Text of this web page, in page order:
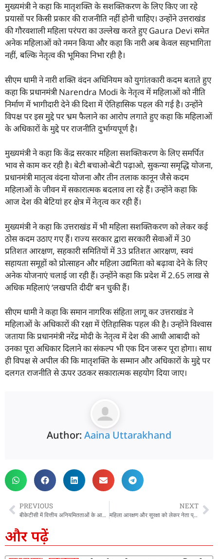
मुख्यमंत्री ने कहा कि मातृशक्ति के सशक्तिकरण के लिए किए जा रहे
प्रयासों पर किसी प्रकार की राजनीति नहीं होनी चाहिए। उन्होंने उत्तराखंड
की गौरवशाली महिला परंपरा का उल्लेख करते हुए Gaura Devi समेत
अनेक महिलाओं को नमन किया और कहा कि नारी अब केवल सहभागिता
नहीं, बल्कि नेतृत्व की भूमिका निभा रही है।
सीएम धामी ने नारी शक्ति वंदन अधिनियम को युगांतकारी कदम बताते हुए
कहा कि प्रधानमंत्री Narendra Modi के नेतृत्व में महिलाओं को नीति
निर्माण में भागीदारी देने की दिशा में ऐतिहासिक पहल की गई है। उन्होंने
विपक्ष पर इस मुद्दे पर भ्रम फैलाने का आरोप लगाते हुए कहा कि महिलाओं
के अधिकारों के मुद्दे पर राजनीति दुर्भाग्यपूर्ण है।
मुख्यमंत्री ने कहा कि केंद्र सरकार महिला सशक्तिकरण के लिए समर्पित
भाव से काम कर रही है। बेटी बचाओ-बेटी पढ़ाओ, सुकन्या समृद्धि योजना,
प्रधानमंत्री मातृत्व वंदना योजना और तीन तलाक कानून जैसे कदम
महिलाओं के जीवन में सकारात्मक बदलाव ला रहे हैं। उन्होंने कहा कि
आज देश की बेटियां हर क्षेत्र में नेतृत्व कर रही हैं।
मुख्यमंत्री ने कहा कि उत्तराखंड में भी महिला सशक्तिकरण को लेकर कई
ठोस कदम उठाए गए हैं। राज्य सरकार द्वारा सरकारी सेवाओं में 30
प्रतिशत आरक्षण, सहकारी समितियों में 33 प्रतिशत आरक्षण, स्वयं
सहायता समूहों को प्रोत्साहन और महिला उद्यमिता को बढ़ावा देने के लिए
अनेक योजनाएं चलाई जा रही हैं। उन्होंने कहा कि प्रदेश में 2.65 लाख से
अधिक महिलाएं ‘लखपति दीदी’ बन चुकी हैं।
सीएम धामी ने कहा कि समान नागरिक संहिता लागू कर उत्तराखंड ने
महिलाओं के अधिकारों की रक्षा में ऐतिहासिक पहल की है। उन्होंने विश्वास
जताया कि प्रधानमंत्री नरेंद्र मोदी के नेतृत्व में देश की आधी आबादी को
उनका पूरा अधिकार दिलाने का संकल्प भी एक दिन जरूर पूरा होगा। साथ
ही विपक्ष से अपील की कि मातृशक्ति के सम्मान और अधिकारों के मुद्दे पर
दलगत राजनीति से ऊपर उठकर सकारात्मक सहयोग दिया जाए।
Author: Aaina Uttarakhand
PREVIOUS
बीकेटीसी में वित्तीय अनियमितताओं के आरोपों से मचा बवाल, उपाध्यक्ष पर लगे गंभीर आरोप…
NEXT
महिला आरक्षण और सुरक्षा को लेकर नेता प्रतिपक्ष यशपाल आर्य का BJP सरकार पर हमला, 33 फीसदी आरक्षण तत्काल लागू करने की मांग की
और पढ़ें